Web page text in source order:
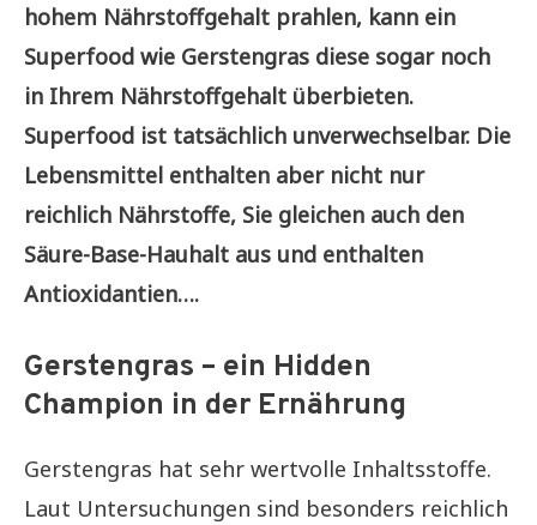
hohem Nährstoffgehalt prahlen, kann ein
Superfood wie Gerstengras diese sogar noch
in Ihrem Nährstoffgehalt überbieten.
Superfood ist tatsächlich unverwechselbar. Die
Lebensmittel enthalten aber nicht nur
reichlich Nährstoffe, Sie gleichen auch den
Säure-Base-Hauhalt aus und enthalten
Antioxidantien….
Gerstengras – ein Hidden
Champion in der Ernährung
Gerstengras hat sehr wertvolle Inhaltsstoffe.
Laut Untersuchungen sind besonders reichlich